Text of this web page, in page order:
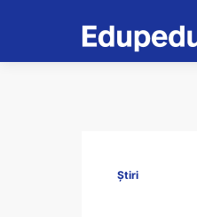
Știri